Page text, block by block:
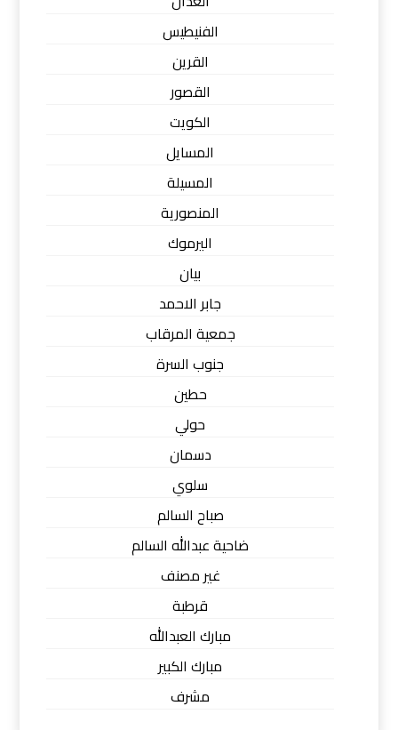
الفنيطيس
القرين
القصور
الكويت
المسايل
المسيلة
المنصورية
اليرموك
بيان
جابر الاحمد
جمعية المرقاب
جنوب السرة
حطين
حولي
دسمان
سلوي
صباح السالم
ضاحية عبدالله السالم
غير مصنف
قرطبة
مبارك العبدالله
مبارك الكبير
مشرف